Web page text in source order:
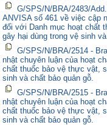
G/SPS/N/BRA/2483/
ANVISA số 461 về việc cập
đối với Danh mục hoạt chất
gây hại dùng trong vệ sinh
G/SPS/N/BRA/2514 -
nhật chuyên luận của hoạt
chất thuốc bảo vệ thực vật,
sinh và chất bảo quản gỗ.
G/SPS/N/BRA/2515 -
nhật chuyên luận của hoạt
chất thuốc bảo vệ thực vật,
sinh và chất bảo quản gỗ.